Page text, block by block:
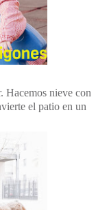
Hacemos nieve con
el patio en un